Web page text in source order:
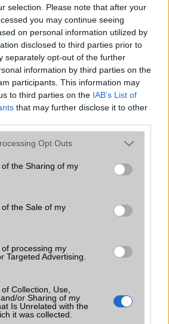
selection. Please note that after your
you may continue seeing
on personal information utilized by
disclosed to third parties prior to
separately opt-out of the further
information by third parties on the
participants. This information may
to third parties on the IAB’s List of
that may further disclose it to other
app uses one or more Google
or usage behaviour. You may click to
to Google and its third-party tags to
specified purposes in below Google
Opt Outs
the Sharing of my
the Sale of my
processing my
Targeted Advertising.
Collection, Use,
or Sharing of my
Is Unrelated with the
it was collected.
18 bemutató dátum - ekkor
a leplet az Apple az új
| Phone Arena
az iPhone 18 Pro modellek
hajlítható iPhone Ultra is
az áremelésekről szóló
is beárnyékolják a rajtot.
rejtett automatizmusai: hat
amely észrevétlenül könnyíti
mindennapokat
| Android Police
alkalmazásokra esküszik, pedig az
olyan intelligens funkciókat kínál,
a háttérben.
a mobilhasználatot –
tudnak róla
leghasznosabb funkció, amely
a mindennapi használatot,
továbbra is hiányzik.